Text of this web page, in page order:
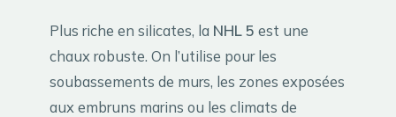
Plus riche en silicates, la NHL 5 est une
chaux robuste. On l’utilise pour les
soubassements de murs, les zones exposées
aux embruns marins ou les climats de